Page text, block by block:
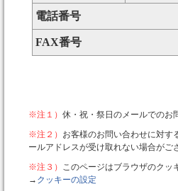
電話番号
FAX番号
※注１） 休・祝・祭日のメールでのお
※注２） お客様のお問い合わせに対す
ールアドレスが受け取れない場合がご
※注３） このページはブラウザのクッ
→ クッキーの設定